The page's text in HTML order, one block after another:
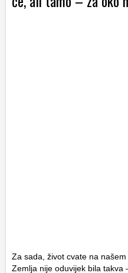
Za sada, život cvate na
Zemlja nije oduvijek bila takva